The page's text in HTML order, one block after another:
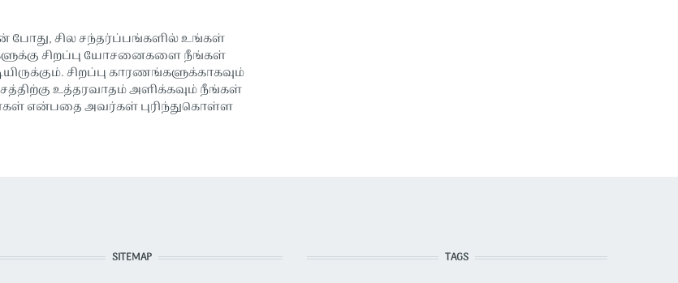
சில சந்தர்ப்பங்களில் உங்கள்
சிறப்பு யோசனைகளை நீங்கள்
சிறப்பு காரணங்களுக்காகவும்
உத்தரவாதம் அளிக்கவும் நீங்கள்
என்பதை அவர்கள் புரிந்துகொள்ள
SITEMAP TAGS